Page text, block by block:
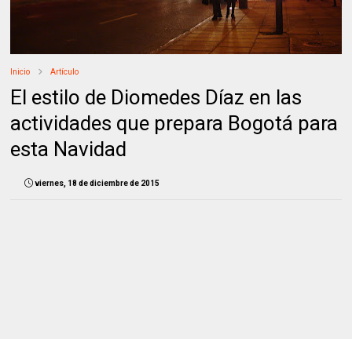
Inicio Artículo
El estilo de Diomedes Díaz en las
actividades que prepara Bogotá para
esta Navidad
viernes, 18 de diciembre de 2015